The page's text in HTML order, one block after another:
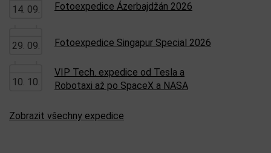
14. 09. Fotoexpedice Ázerbajdžán 2026
29. 09. Fotoexpedice Singapur Special 2026
10. 10.
VIP Tech. expedice od Tesla a
Robotaxi až po SpaceX a NASA
Zobrazit všechny expedice